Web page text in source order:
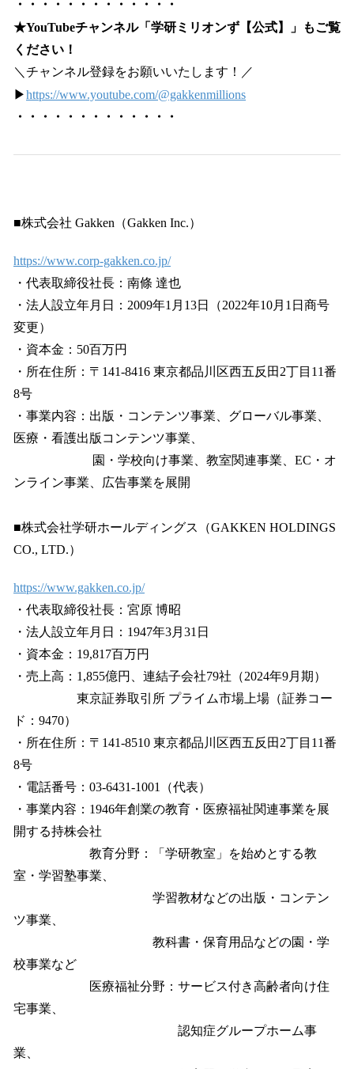
・・・・・・・・・・・・・
★YouTubeチャンネル「学研ミリオンず【公式】」もご覧
ください！
＼チャンネル登録をお願いいたします！／
▶https://www.youtube.com/@gakkenmillions
・・・・・・・・・・・・・
■株式会社 Gakken（Gakken Inc.）
https://www.corp-gakken.co.jp/
・代表取締役社長：南條 達也
・法人設立年月日：2009年1月13日（2022年10月1日商号
変更）
・資本金：50百万円
・所在住所：〒141-8416 東京都品川区西五反田2丁目11番
8号
・事業内容：出版・コンテンツ事業、グローバル事業、
医療・看護出版コンテンツ事業、
園・学校向け事業、教室関連事業、EC・オ
ンライン事業、広告事業を展開
■株式会社学研ホールディングス（GAKKEN HOLDINGS
CO., LTD.）
https://www.gakken.co.jp/
・代表取締役社長：宮原 博昭
・法人設立年月日：1947年3月31日
・資本金：19,817百万円
・売上高：1,855億円、連結子会社79社（2024年9月期）
東京証券取引所 プライム市場上場（証券コー
ド：9470）
・所在住所：〒141-8510 東京都品川区西五反田2丁目11番
8号
・電話番号：03-6431-1001（代表）
・事業内容：1946年創業の教育・医療福祉関連事業を展
開する持株会社
教育分野：「学研教室」を始めとする教
室・学習塾事業、
学習教材などの出版・コンテン
ツ事業、
教科書・保育用品などの園・学
校事業など
医療福祉分野：サービス付き高齢者向け住
宅事業、
認知症グループホーム事
業、